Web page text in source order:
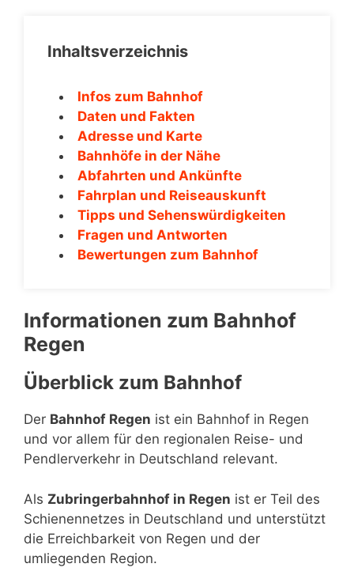
Inhaltsverzeichnis
Infos zum Bahnhof
Daten und Fakten
Adresse und Karte
Bahnhöfe in der Nähe
Abfahrten und Ankünfte
Fahrplan und Reiseauskunft
Tipps und Sehenswürdigkeiten
Fragen und Antworten
Bewertungen zum Bahnhof
Informationen zum Bahnhof
Regen
Überblick zum Bahnhof
Der Bahnhof Regen ist ein Bahnhof in Regen
und vor allem für den regionalen Reise- und
Pendlerverkehr in Deutschland relevant.
Als Zubringerbahnhof in Regen ist er Teil des
Schienennetzes in Deutschland und unterstützt
die Erreichbarkeit von Regen und der
umliegenden Region.